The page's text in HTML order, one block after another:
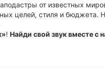
от известных
целей, стиля и
! Найди свой звук вместе с